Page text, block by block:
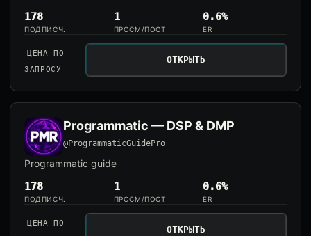
178
ПОДПИСЧ.
1
ПРОСМ/ПОСТ
0.6%
ER
ЦЕНА ПО
ЗАПРОСУ
ОТКРЫТЬ
Programmatic — DSP & DMP
@ProgrammaticGuidePro
Programmatic guide
178
ПОДПИСЧ.
1
ПРОСМ/ПОСТ
0.6%
ER
ЦЕНА ПО
ОТКРЫТЬ